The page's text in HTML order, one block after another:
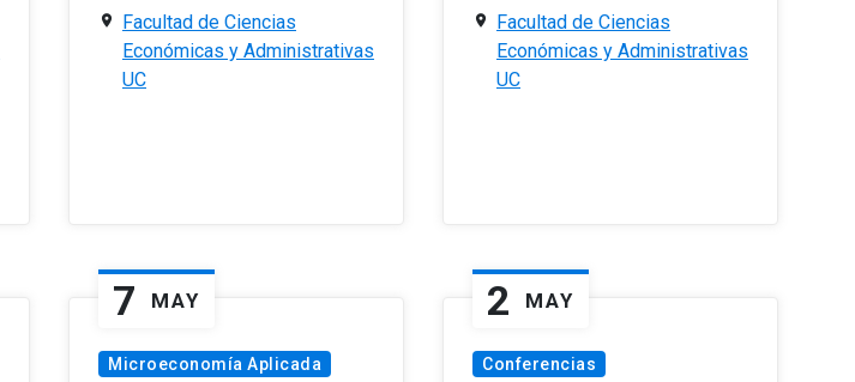
Facultad de Ciencias
Económicas y Administrativas
UC
Facultad de Ciencias
Económicas y Administrativas
UC
7 MAY
Microeconomía Aplicada
2 MAY
Conferencias